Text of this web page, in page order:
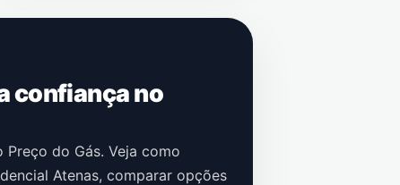
confiança no
do Gás. Veja como
Atenas, comparar opções